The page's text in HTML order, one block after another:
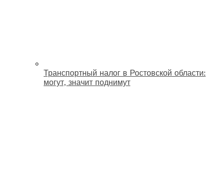
Транспортный налог в Ростовской области:
могут, значит поднимут